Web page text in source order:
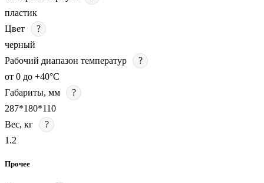
пластик
Цвет
?
черный
Рабочий диапазон температур
?
от 0 до +40°С
Габариты, мм
?
287*180*110
Вес, кг
?
1.2
Прочее